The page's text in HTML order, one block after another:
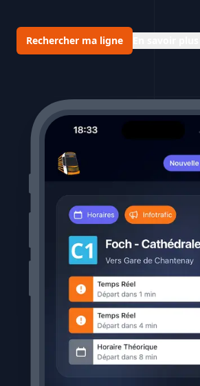
Rechercher ma ligne